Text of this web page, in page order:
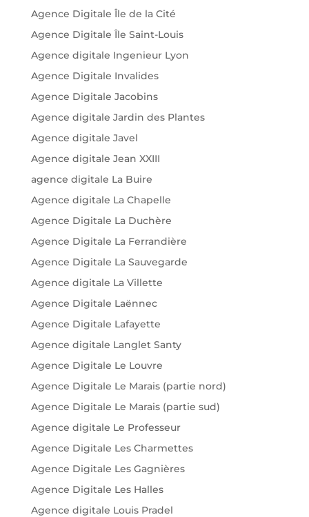
Agence Digitale Île de la Cité
Agence Digitale Île Saint-Louis
Agence digitale Ingenieur Lyon
Agence Digitale Invalides
Agence Digitale Jacobins
Agence digitale Jardin des Plantes
Agence digitale Javel
Agence digitale Jean XXIII
agence digitale La Buire
Agence digitale La Chapelle
Agence Digitale La Duchère
Agence Digitale La Ferrandière
Agence Digitale La Sauvegarde
Agence digitale La Villette
Agence Digitale Laënnec
Agence Digitale Lafayette
Agence digitale Langlet Santy
Agence Digitale Le Louvre
Agence Digitale Le Marais (partie nord)
Agence Digitale Le Marais (partie sud)
Agence digitale Le Professeur
Agence Digitale Les Charmettes
Agence Digitale Les Gagnières
Agence Digitale Les Halles
Agence digitale Louis Pradel